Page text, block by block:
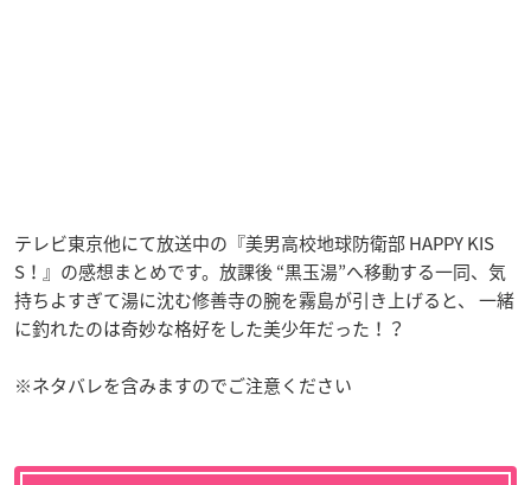
テレビ東京他にて放送中の『美男高校地球防衛部 HAPPY KIS
S！』の感想まとめです。放課後 “黒玉湯”へ移動する一同、気
持ちよすぎて湯に沈む修善寺の腕を霧島が引き上げると、 一緒
に釣れたのは奇妙な格好をした美少年だった！？
※ネタバレを含みますのでご注意ください